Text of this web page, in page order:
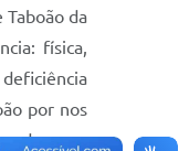
da
física,
por nos
para